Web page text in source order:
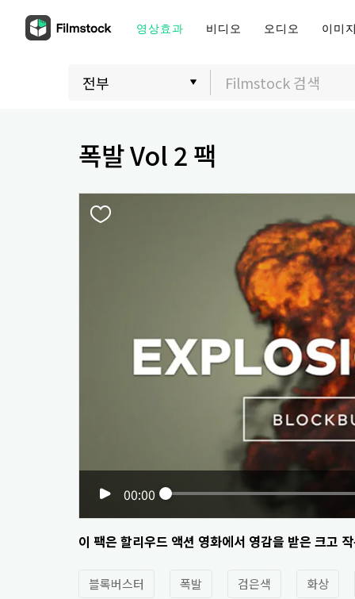
영상효과 비디오 오디오 이미
폭발 Vol 2 팩
00:00
이 팩은 할리우드 액션 영화에서 영감을 받은 크고
블록버스터 폭발 검은색 화상